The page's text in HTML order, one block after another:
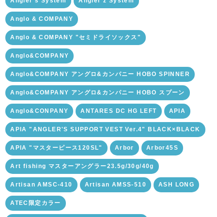
Anglo & COMPANY
Anglo & COMPANY "セミドライソックス"
Anglo&COMPANY
Anglo&COMPANY アングロ&カンパニー HOBO SPINNER
Anglo&COMPANY アングロ&カンパニー HOBO スプーン
Anglo&CONPANY ANTARES DC HG LEFT APIA
APIA "ANGLER'S SUPPORT VEST Ver.4" BLACK×BLACK
APIA "マスターピース120SL" Arbor Arbor45S
Art fishing マスターアングラー23.5g/30g/40g
Artisan AMSC-410 Artisan AMSS-510 ASH LONG
ATEC限定カラー